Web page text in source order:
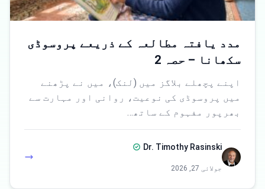
مدد یافتہ مطالعہ کے ذریعے پروسوڈی
سکھانا – حصہ 2
اپنے پچھلے بلاگز میں (لنک)، میں نے پڑھنے
میں پروسوڈی کی نوعیت، روانی اور مہارت سے
بھرپور مفہوم کے ساتھ…
Dr. Timothy Rasinski
جولائی 27, 2026